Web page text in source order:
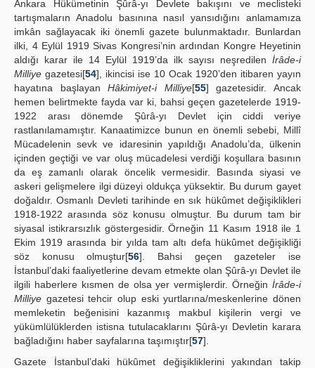
Ankara Hükümetinin Şûrâ-yı Devlete bakışını ve meclisteki
tartışmaların Anadolu basınına nasıl yansıdığını anlamamıza
imkân sağlayacak iki önemli gazete bulunmaktadır. Bunlardan
ilki, 4 Eylül 1919 Sivas Kongresi’nin ardından Kongre Heyetinin
aldığı karar ile 14 Eylül 1919’da ilk sayısı neşredilen İrâde-i
Milliye gazetesi[54], ikincisi ise 10 Ocak 1920’den itibaren yayın
hayatına başlayanHâkimiyet-i Milliye[55] gazetesidir. Ancak
hemen belirtmekte fayda var ki, bahsi geçen gazetelerde 1919-
1922 arası dönemde Şûrâ-yı Devlet için ciddi veriye
rastlanılamamıştır. Kanaatimizce bunun en önemli sebebi, Millî
Mücadelenin sevk ve idaresinin yapıldığı Anadolu’da, ülkenin
içinden geçtiği ve var oluş mücadelesi verdiği koşullara basının
da eş zamanlı olarak öncelik vermesidir. Basında siyasi ve
askeri gelişmelere ilgi düzeyi oldukça yüksektir. Bu durum gayet
doğaldır. Osmanlı Devleti tarihinde en sık hükûmet değişiklikleri
1918-1922 arasında söz konusu olmuştur. Bu durum tam bir
siyasal istikrarsızlık göstergesidir. Örneğin 11 Kasım 1918 ile 1
Ekim 1919 arasında bir yılda tam altı defa hükûmet değişikliği
söz konusu olmuştur[56]. Bahsi geçen gazeteler ise
İstanbul’daki faaliyetlerine devam etmekte olan Şûrâ-yı Devlet ile
ilgili haberlere kısmen de olsa yer vermişlerdir. Örneğin İrâde-i
Milliye gazetesi tehcir olup eski yurtlarına/meskenlerine dönen
memleketin beğenisini kazanmış makbul kişilerin vergi ve
yükümlülüklerden istisna tutulacaklarını Şûrâ-yı Devletin karara
bağladığını haber sayfalarına taşımıştır[57].
Gazete İstanbul’daki hükûmet değişikliklerini yakından takip